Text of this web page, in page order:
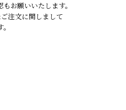
お願いいたします。
注文に関しまして